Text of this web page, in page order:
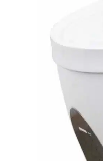
Накриття на
Оздоблювальні
Обладнання для
Теплові насоси
Аквафітнес і
Запчастини
Без категорії